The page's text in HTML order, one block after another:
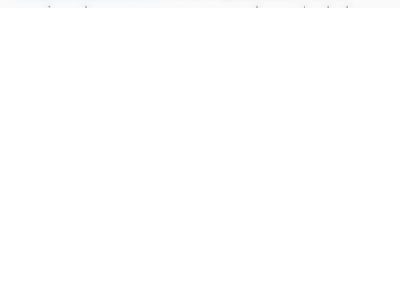
serviço alega usar apenas uma base de dados